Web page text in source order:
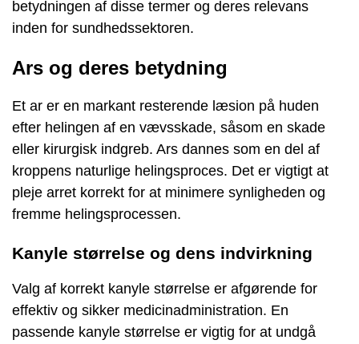
betydningen af disse termer og deres relevans
inden for sundhedssektoren.
Ars og deres betydning
Et ar er en markant resterende læsion på huden
efter helingen af en vævsskade, såsom en skade
eller kirurgisk indgreb. Ars dannes som en del af
kroppens naturlige helingsproces. Det er vigtigt at
pleje arret korrekt for at minimere synligheden og
fremme helingsprocessen.
Kanyle størrelse og dens indvirkning
Valg af korrekt kanyle størrelse er afgørende for
effektiv og sikker medicinadministration. En
passende kanyle størrelse er vigtig for at undgå